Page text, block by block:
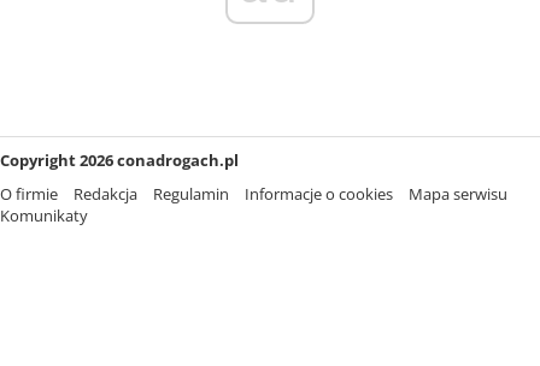
Copyright 2026 conadrogach.pl
O firmie
Redakcja Regulamin Informacje o cookies
Mapa serwisu
Komunikaty